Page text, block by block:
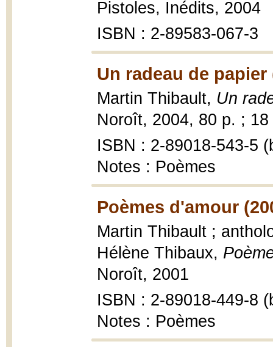
Pistoles, Inédits, 2004
ISBN : 2-89583-067-3
Un radeau de papier
Martin Thibault, Un
Noroît, 2004, 80 p. ; 18
ISBN : 2-89018-543-5
Notes : Poèmes
Poèmes d'amour
Martin Thibault ;
Hélène Thibaux,
Noroît, 2001
ISBN : 2-89018-449-8
Notes : Poèmes